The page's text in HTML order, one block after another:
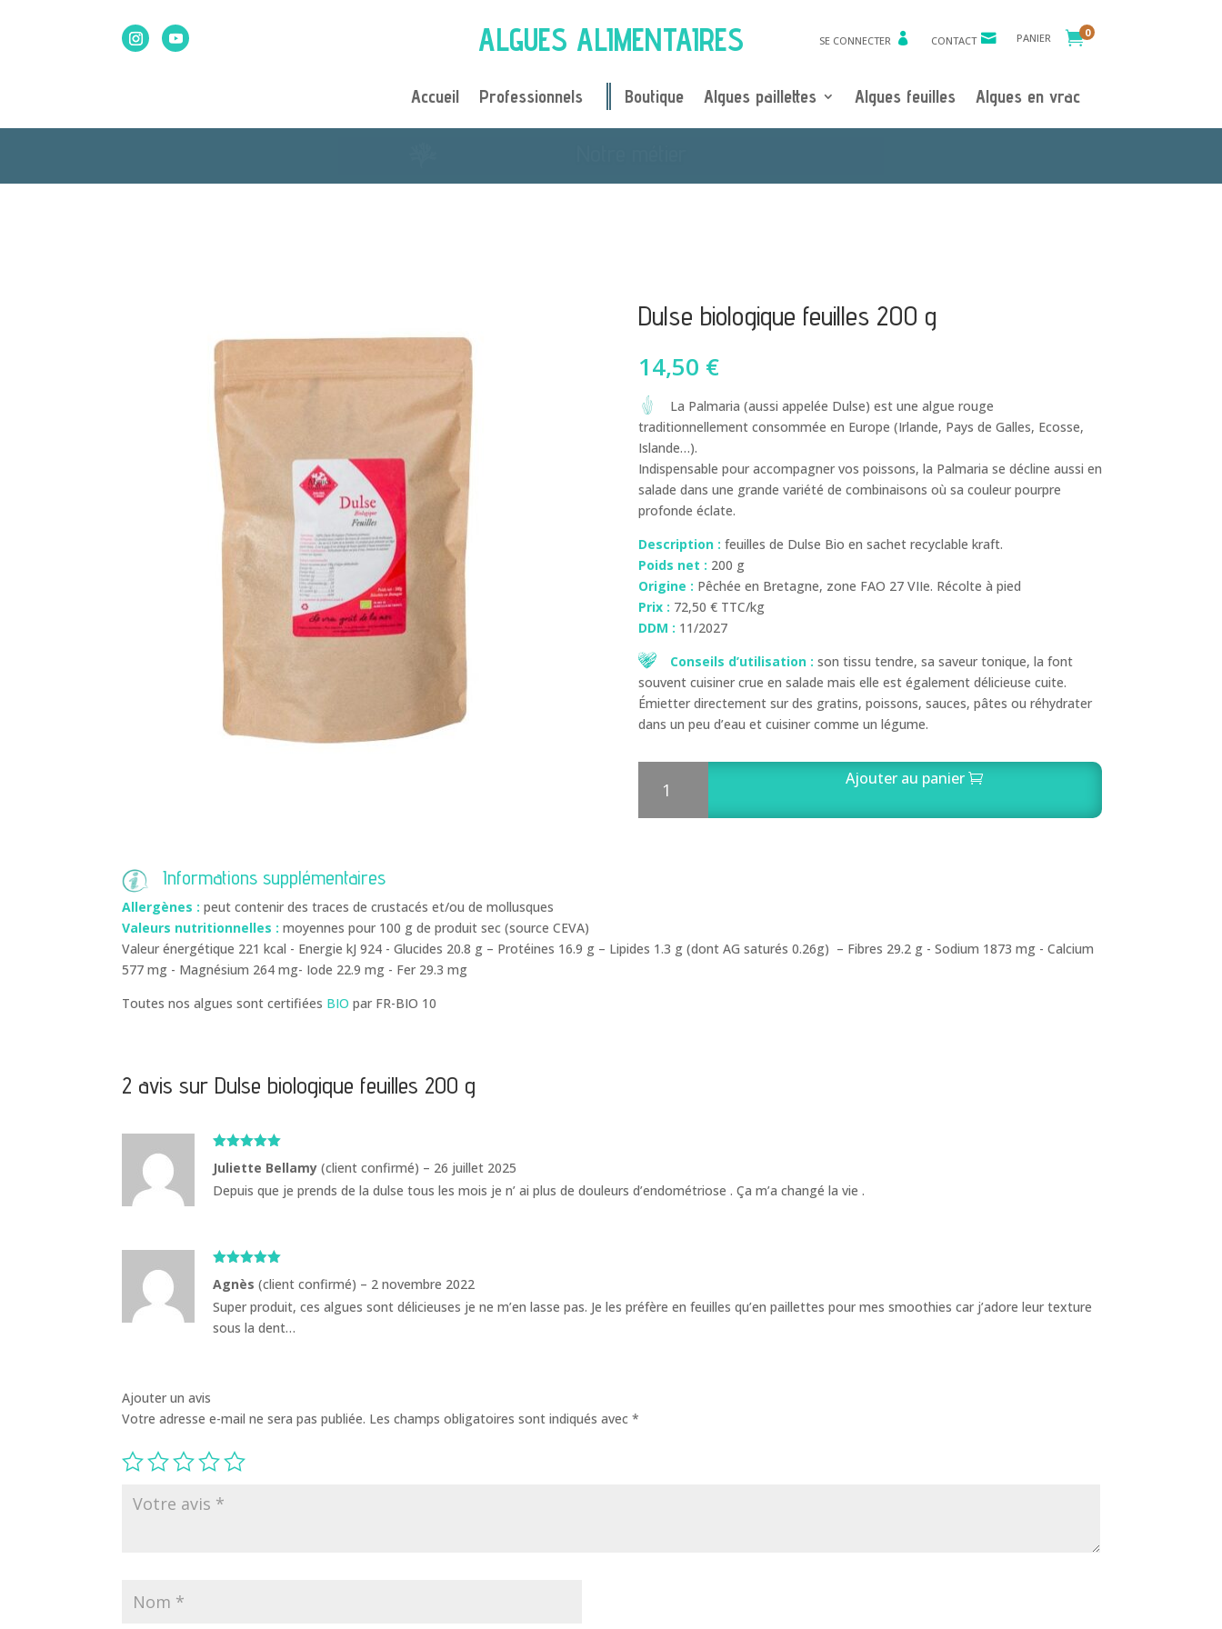
ALGUES ALIMENTAIRES SE CONNECTER CONTACT PANIER 0
Accueil Professionnels Boutique Algues paillettes Algues feuilles Algues en vrac
Dulse biologique feuilles 200 g
14,50 €
La Palmaria (aussi appelée Dulse) est une algue rouge
traditionnellement consommée en Europe (Irlande, Pays de Galles, Ecosse,
Islande…).
Indispensable pour accompagner vos poissons, la Palmaria se décline aussi en
salade dans une grande variété de combinaisons où sa couleur pourpre
profonde éclate.
Description : feuilles de Dulse Bio en sachet recyclable kraft.
Poids net : 200 g
Origine : Pêchée en Bretagne, zone FAO 27 VIIe. Récolte à pied
Prix : 72,50 € TTC/kg
DDM : 11/2027
Conseils d’utilisation : son tissu tendre, sa saveur tonique, la font
souvent cuisiner crue en salade mais elle est également délicieuse cuite.
Émietter directement sur des gratins, poissons, sauces, pâtes ou réhydrater
dans un peu d’eau et cuisiner comme un légume.
Ajouter au panier
Informations supplémentaires
Allergènes : peut contenir des traces de crustacés et/ou de mollusques
Valeurs nutritionnelles : moyennes pour 100 g de produit sec (source CEVA)
Valeur énergétique 221 kcal - Energie kJ 924 - Glucides 20.8 g – Protéines 16.9 g – Lipides 1.3 g (dont AG saturés 0.26g) – Fibres 29.2 g - Sodium 1873 mg - Calcium
577 mg - Magnésium 264 mg- Iode 22.9 mg - Fer 29.3 mg
Toutes nos algues sont certifiées BIO par FR-BIO 10
2 avis sur Dulse biologique feuilles 200 g
5Juliette Bellamy(client confirmé) – 26 juillet 2025
Depuis que je prends de la dulse tous les mois je n’ ai plus de douleurs d’endométriose . Ça m’a changé la vie .
5
Agnès(client confirmé) – 2 novembre 2022
Super produit, ces algues sont délicieuses je ne m’en lasse pas. Je les préfère en feuilles qu’en paillettes pour mes smoothies car j’adore leur texture
sous la dent…
Ajouter un avis
Votre adresse e-mail ne sera pas publiée. Les champs obligatoires sont indiqués avec*